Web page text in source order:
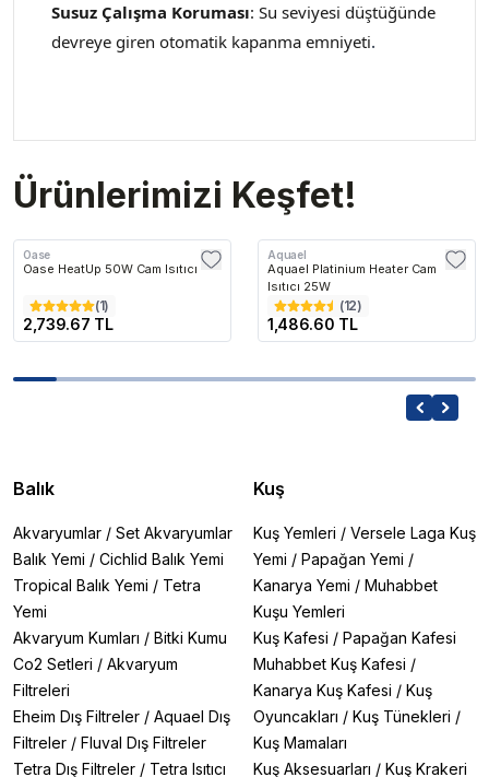
Susuz Çalışma Koruması: Su seviyesi düştüğünde
devreye giren otomatik kapanma emniyeti.
Ürünlerimizi Keşfet!
Oase
Oase HeatUp 50W Cam Isıtıcı
(1)
2,739.67 TL
Aquael
Aquael Platinium Heater Cam
Isıtıcı 25W
(12)
1,486.60 TL
Balık
Akvaryumlar / Set Akvaryumlar
Balık Yemi / Cichlid Balık Yemi
Tropical Balık Yemi / Tetra
Yemi
Akvaryum Kumları / Bitki Kumu
Co2 Setleri / Akvaryum
Filtreleri
Eheim Dış Filtreler / Aquael Dış
Filtreler / Fluval Dış Filtreler
Tetra Dış Filtreler / Tetra Isıtıcı
Kuş
Kuş Yemleri / Versele Laga Kuş
Yemi / Papağan Yemi /
Kanarya Yemi / Muhabbet
Kuşu Yemleri
Kuş Kafesi / Papağan Kafesi
Muhabbet Kuş Kafesi /
Kanarya Kuş Kafesi / Kuş
Oyuncakları / Kuş Tünekleri /
Kuş Mamaları
Kuş Aksesuarları / Kuş Krakeri